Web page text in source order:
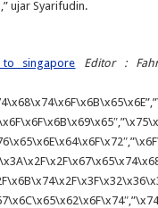
ujar Syarifudin.
singapore
Editor :